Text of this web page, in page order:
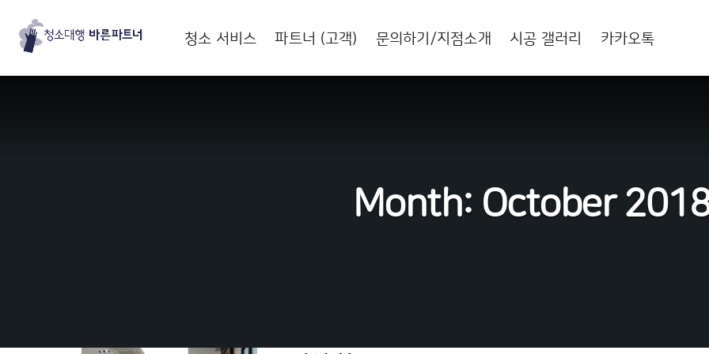
청소 서비스 파트너 (고객) 문의하기/지점소개 시공 갤러리 카카오톡
Month: October